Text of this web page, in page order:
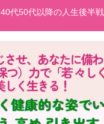
40代50代以降の人生後半